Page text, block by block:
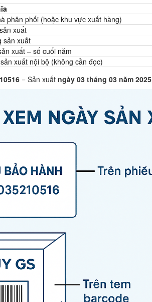
phân phối (hoặc khu vực xuất hàng)
xuất
sản xuất
xuất – số cuối năm
xuất nội bộ (không cần đọc)
= Sản xuất ngày 03 tháng 03 năm 2025